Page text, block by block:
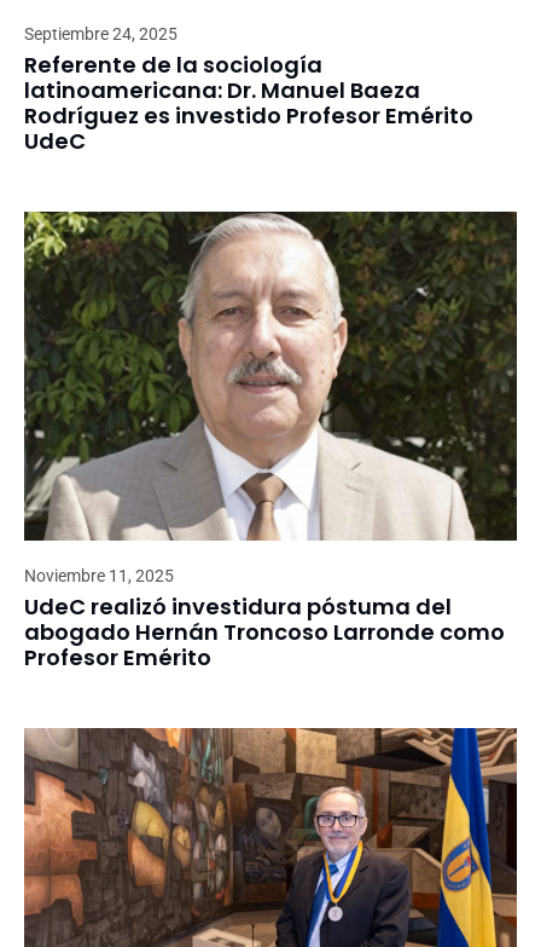
Septiembre 24, 2025
Referente de la sociología
latinoamericana: Dr. Manuel Baeza
Rodríguez es investido Profesor Emérito
UdeC
Noviembre 11, 2025
UdeC realizó investidura póstuma del
abogado Hernán Troncoso Larronde como
Profesor Emérito